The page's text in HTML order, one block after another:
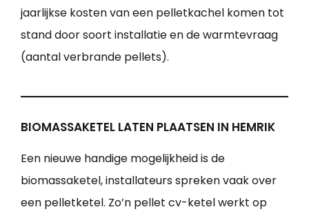
jaarlijkse kosten van een pelletkachel komen tot
stand door soort installatie en de warmtevraag
(aantal verbrande pellets).
BIOMASSAKETEL LATEN PLAATSEN IN HEMRIK
Een nieuwe handige mogelijkheid is de
biomassaketel, installateurs spreken vaak over
een pelletketel. Zo’n pellet cv-ketel werkt op